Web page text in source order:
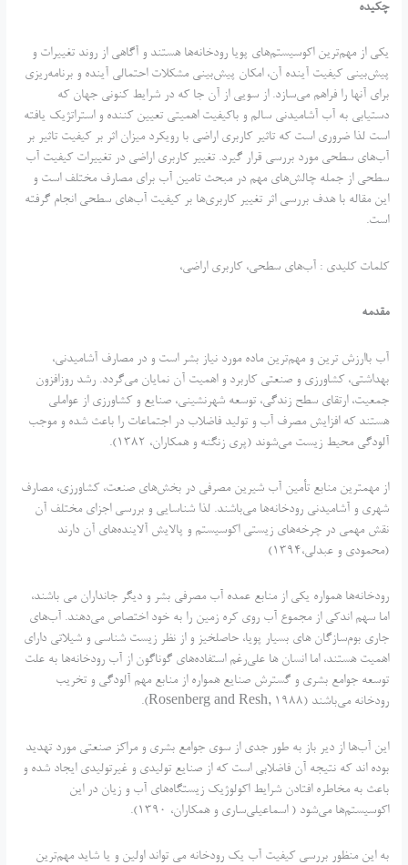
چکیده
یکی از مهم‌ترین اکوسیستم‌های پویا رودخانه‌ها هستند و آگاهی از روند تغییرات و
پیش‌بینی کیفیت آینده آن، امکان پیش‌بینی مشکلات احتمالی آینده و برنامه‌ریزی
برای آنها را فراهم می‌سازد. از سویی از آن جا که در شرایط کنونی جهان که
دستیابی به آب آشامیدنی سالم و با‌کیفیت اهمیتی تعیین کننده و استراتژیک یافته
است لذا ضروری است که تاثیر کاربری اراضی با رویکرد میزان اثر بر کیفیت تاثیر بر
آب‌های سطحی مورد بررسی قرار گیرد. تغییر کاربری اراضی در تغییرات کیفیت آب
سطحی از جمله چالش‌های مهم در مبحث تامین آب برای مصارف مختلف است و
این مقاله با هدف بررسی اثر تغییر کاربری‌ها بر کیفیت آب‌های سطحی انجام گرفته
است.
کلمات کلیدی : آب‌های سطحی، کاربری اراضی،
مقدمه
آب با‌ارزش ترین و مهم‌ترین ماده مورد نیاز بشر است و در مصارف آشامیدنی،
بهداشتی، کشاورزی و صنعتی کاربرد و اهمیت آن نمایان می‌گردد. رشد روز‌افزون
جمعیت، ارتقای سطح زندگی، توسعه شهرنشینی، صنایع و کشاورزی از عواملی
هستند که افزایش مصرف آب و تولید فاضلاب در اجتماعات را باعث شده و موجب
آلودگی محیط زیست می‌شوند (پری زنگنه و همکاران، 1382).
از مهمترین منابع تأمین آب شیرین مصرفی در بخش‌های صنعت، کشاورزی، مصارف
شهری و آشامیدنی رودخانه‌ها می‌باشند. لذا شناسایی و بررسی اجزای مختلف آن
نقش مهمی در چرخه‌های زیستی اکوسیستم و پالایش آلاینده‌های آن دارند
(محمودی و عبدلی،1394)
رودخانه‌ها همواره یکی از منابع عمده آب مصرفی بشر و دیگر جانداران می باشند،
اما سهم اندکی از مجموع آب روی کره زمین را به خود اختصاص می‌دهند. آب‌های
جاری بوم‌سازگان های بسیار پویا، حاصلخیز و از نظر زیست شناسی و شیلاتی دارای
اهمیت هستند، اما انسان ها علی‌رغم استفاده‌های گوناگون از آب رودخانه‌ها به علت
توسعه جوامع بشری و گسترش صنایع همواره از منابع مهم آلودگی و تخریب
رودخانه می‌باشند (Rosenberg and Resh, 1988).
این آب‌ها از دیر باز به طور جدی از سوی جوامع بشری و مراکز صنعتی مورد تهدید
بوده اند که نتیجه آن فاضلابی است که از صنایع تولیدی و غیر‌تولیدی ایجاد شده و
باعث به مخاطره افتادن شرایط اکولوژیک زیستگاه‌های آب و زیان در این
اکوسیستم‌ها می‌شود ( اسماعیلی‌ساری و همکاران، 1390).
به این منظور بررسی کیفیت آب یک رودخانه می تواند اولین و یا شاید مهم‌ترین